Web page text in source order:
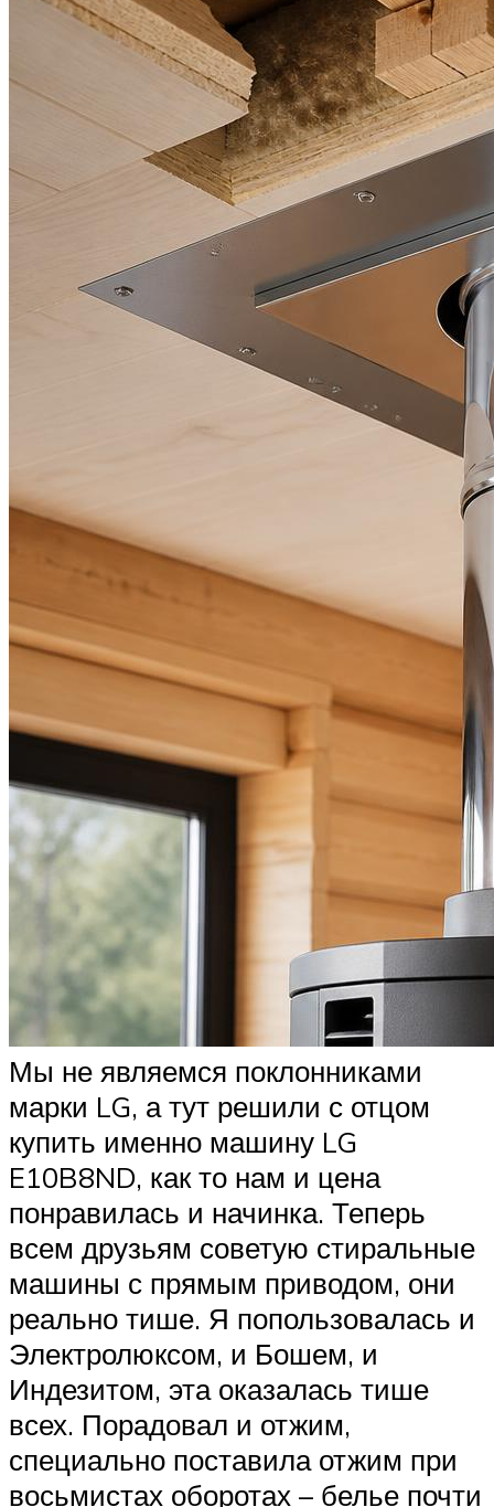
Мы не являемся поклонниками
марки LG, а тут решили с отцом
купить именно машину LG
E10B8ND, как то нам и цена
понравилась и начинка. Теперь
всем друзьям советую стиральные
машины с прямым приводом, они
реально тише. Я попользовалась и
Электролюксом, и Бошем, и
Индезитом, эта оказалась тише
всех. Порадовал и отжим,
специально поставила отжим при
восьмистах оборотах – белье почти